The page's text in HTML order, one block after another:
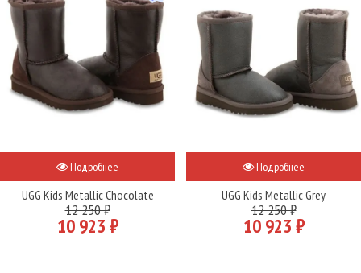
Подробнее
UGG Kids Metallic Chocolate
12 250 ₽
10 923 ₽
Подробнее
UGG Kids Metallic Grey
12 250 ₽
10 923 ₽